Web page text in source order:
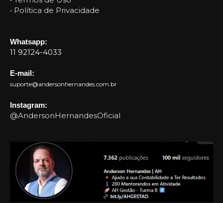
• Política de Privacidade
Whatsapp:
11 92124-4033
E-mail:
suporte@andersonhernandes.com.br
Instagram:
@AndersonHernandesOficial